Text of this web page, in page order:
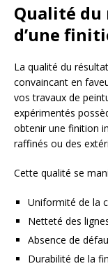
Qualité du
d’une
La qualité du
convaincant en
vos travaux de
expérimentés
obtenir une finition
raffinés ou des
Cette qualité se
Uniformité de la
Netteté des
Absence de
Durabilité de la